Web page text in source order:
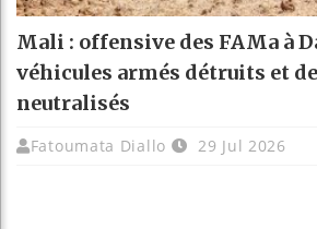
Mali : offensive des FAMa à
véhicules armés détruits et
neutralisés
Fatoumata Diallo 29 Jul 2026